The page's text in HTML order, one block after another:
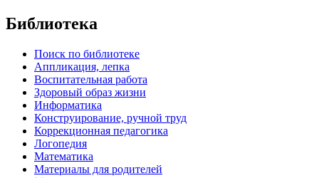
Библиотека
Поиск по библиотеке
Аппликация, лепка
Воспитательная работа
Здоровый образ жизни
Информатика
Конструирование, ручной труд
Коррекционная педагогика
Логопедия
Математика
Материалы для родителей